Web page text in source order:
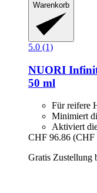
Warenkorb
5.0 (1)
NUORI
50 ml
Für reifere
Minimiert
Aktiviert
CHF 96.86 (CHF
Gratis Zustellung